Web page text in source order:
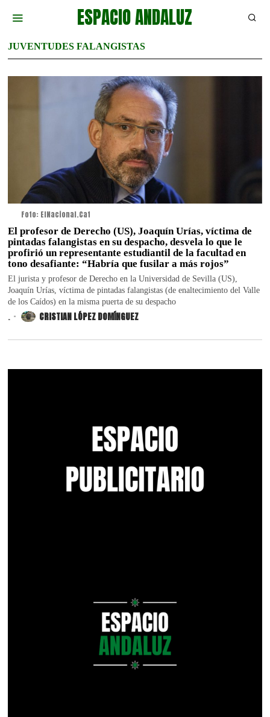
ESPACIO ANDALUZ
JUVENTUDES FALANGISTAS
Foto: ElNacional.Cat
El profesor de Derecho (US), Joaquín Urías, víctima de
pintadas falangistas en su despacho, desvela lo que le
profirió un representante estudiantil de la facultad en
tono desafiante: “Habría que fusilar a más rojos”
El jurista y profesor de Derecho en la Universidad de Sevilla (US),
Joaquín Urías, víctima de pintadas falangistas (de enaltecimiento del Valle
de los Caídos) en la misma puerta de su despacho
. CRISTIAN LÓPEZ DOMÍNGUEZ